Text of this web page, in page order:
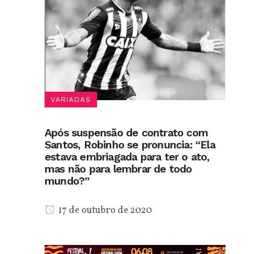
VARIADAS
Após suspensão de contrato com
Santos, Robinho se pronuncia: “Ela
estava embriagada para ter o ato,
mas não para lembrar de todo
mundo?”
17 de outubro de 2020